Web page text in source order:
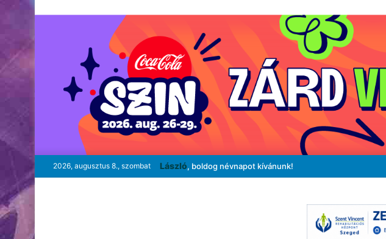
2026, augusztus 8., szombat László, boldog névnapot kívánunk!